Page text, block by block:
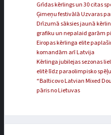
Grīdas kērlings un 30 citas
Ģimeņu festivālā Uzvaras
Drīzumā sāksies jaunā
grafiku un nepalaid garām
Eiropas kērlinga elite
komandām arī Latvija
Kērlinga jubilejas sezonas
elitē līdz paraolimpisko
“Balticovo Latvian Mixed
pāris no Lietuvas